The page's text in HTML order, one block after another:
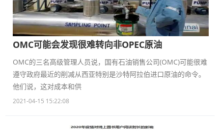
OMC可能会发现很难转向非OPEC原油
OMC的三名高级管理人员说，国有石油销售公司(OMC)可能很难
遵守政府最近的削减从西亚特别是沙特阿拉伯进口原油的命令。
他们说，这对成本和供
2021-04-15 15:22:08